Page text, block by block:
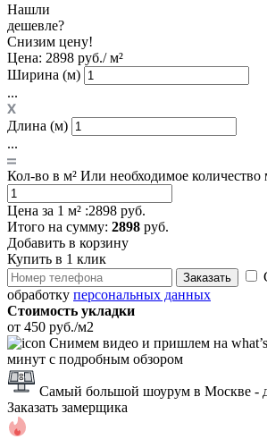
Нашли
дешевле?
Снизим цену!
Цена: 2898 руб./ м²
Ширина (м)
...
Длина (м)
...
Кол-во в м² Или необходимое количество
Цена за 1 м² :2898 руб.
Итого на сумму: 2898 руб.
Добавить в корзину
Купить в 1 клик
Заказать
обработку персональных данных
Стоимость укладки
от 450 руб./м2
Снимем видео и пришлем на
минут с подробным обзором
Самый большой шоурум в Москве -
Заказать замерщика